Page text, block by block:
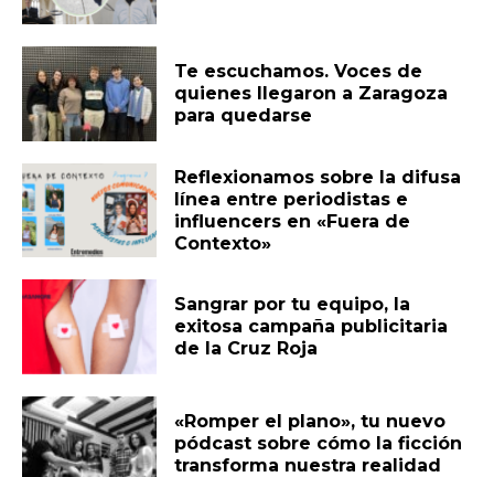
Te escuchamos. Voces de
quienes llegaron a Zaragoza
para quedarse
Reflexionamos sobre la difusa
línea entre periodistas e
influencers en «Fuera de
Contexto»
Sangrar por tu equipo, la
exitosa campaña publicitaria
de la Cruz Roja
«Romper el plano», tu nuevo
pódcast sobre cómo la ficción
transforma nuestra realidad